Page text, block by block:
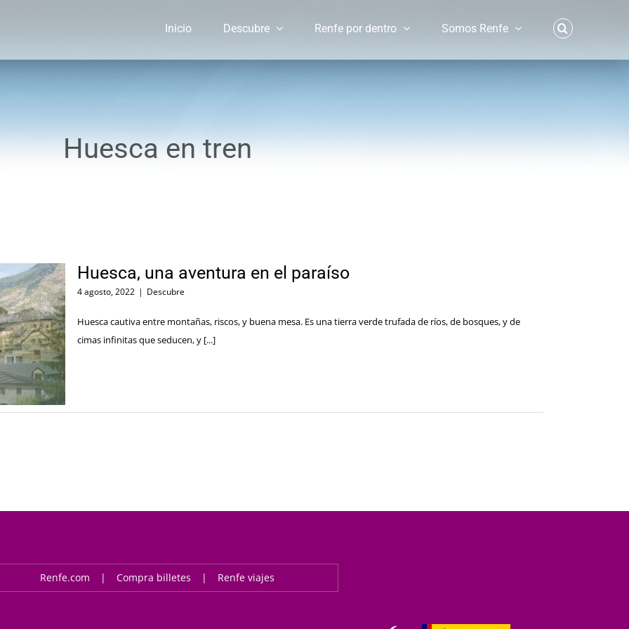
Inicio Descubre Renfe por dentro Somos Renfe
Huesca en tren
Huesca, una aventura en el paraíso
4 agosto, 2022 | Descubre
Huesca cautiva entre montañas, riscos, y buena mesa. Es una tierra verde trufada de ríos, de bosques, y de
cimas infinitas que seducen, y [...]
Renfe.com Compra billetes Renfe viajes